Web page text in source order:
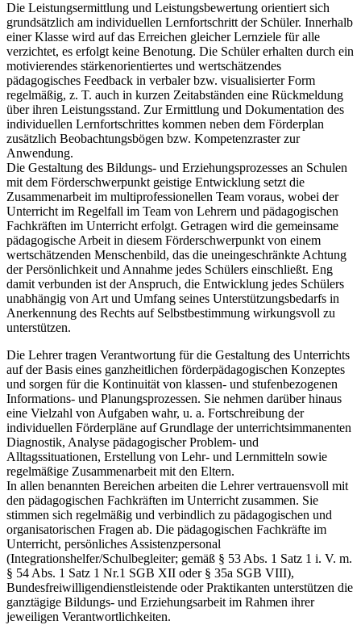
Die Leistungsermittlung und Leistungsbewertung orientiert sich
grundsätzlich am individuellen Lernfortschritt der Schüler. Innerhalb
einer Klasse wird auf das Erreichen gleicher Lernziele für alle
verzichtet, es erfolgt keine Benotung. Die Schüler erhalten durch ein
motivierendes stärkenorientiertes und wertschätzendes
pädagogisches Feedback in verbaler bzw. visualisierter Form
regelmäßig, z. T. auch in kurzen Zeitabständen eine Rückmeldung
über ihren Leistungsstand. Zur Ermittlung und Dokumentation des
individuellen Lernfortschrittes kommen neben dem Förderplan
zusätzlich Beobachtungsbögen bzw. Kompetenzraster zur
Anwendung.
Die Gestaltung des Bildungs- und Erziehungsprozesses an Schulen
mit dem Förderschwerpunkt geistige Entwicklung setzt die
Zusammenarbeit im multiprofessionellen Team voraus, wobei der
Unterricht im Regelfall im Team von Lehrern und pädagogischen
Fachkräften im Unterricht erfolgt. Getragen wird die gemeinsame
pädagogische Arbeit in diesem Förderschwerpunkt von einem
wertschätzenden Menschenbild, das die uneingeschränkte Achtung
der Persönlichkeit und Annahme jedes Schülers einschließt. Eng
damit verbunden ist der Anspruch, die Entwicklung jedes Schülers
unabhängig von Art und Umfang seines Unterstützungsbedarfs in
Anerkennung des Rechts auf Selbstbestimmung wirkungsvoll zu
unterstützen.
Die Lehrer tragen Verantwortung für die Gestaltung des Unterrichts
auf der Basis eines ganzheitlichen förderpädagogischen Konzeptes
und sorgen für die Kontinuität von klassen- und stufenbezogenen
Informations- und Planungsprozessen. Sie nehmen darüber hinaus
eine Vielzahl von Aufgaben wahr, u. a. Fortschreibung der
individuellen Förderpläne auf Grundlage der unterrichtsimmanenten
Diagnostik, Analyse pädagogischer Problem- und
Alltagssituationen, Erstellung von Lehr- und Lernmitteln sowie
regelmäßige Zusammenarbeit mit den Eltern.
In allen benannten Bereichen arbeiten die Lehrer vertrauensvoll mit
den pädagogischen Fachkräften im Unterricht zusammen. Sie
stimmen sich regelmäßig und verbindlich zu pädagogischen und
organisatorischen Fragen ab. Die pädagogischen Fachkräfte im
Unterricht, persönliches Assistenzpersonal
(Integrationshelfer/Schulbegleiter; gemäß § 53 Abs. 1 Satz 1 i. V. m.
§ 54 Abs. 1 Satz 1 Nr.1 SGB XII oder § 35a SGB VIII),
Bundesfreiwilligendienstleistende oder Praktikanten unterstützen die
ganztägige Bildungs- und Erziehungsarbeit im Rahmen ihrer
jeweiligen Verantwortlichkeiten.